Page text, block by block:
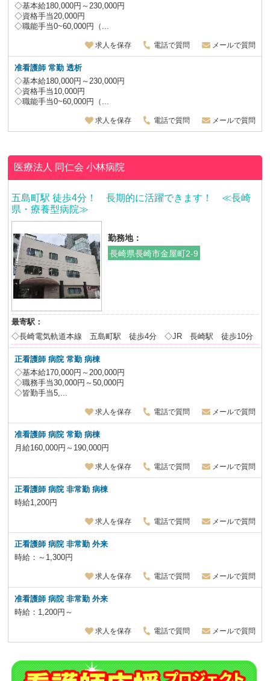
◇基本給180,000円～230,000円
◇資格手当20,000円
◇職能手当0~60,000円（...
求人を保存 電話で質問 メールで質問
准看護師 常勤 透析
◇基本給180,000円～230,000円
◇資格手当10,000円
◇職能手当0~60,000円（...
求人を保存 電話で質問 メールで質問
医療法人 同仁会小林病院
五島町駅 徒歩4分！ 長期的に活躍できます！ ≪長崎
県・療養型病院≫
勤務地：
長崎県長崎市金屋町2-9
最寄駅：
◇長崎電気軌道本線 五島町駅 徒歩4分 ◇JR 長崎駅 徒歩10分
正看護師 病院 常勤 病棟
◇基本給170,000円～200,000円
◇職務手当30,000円～50,000円
◇皆勤手当5,...
求人を保存 電話で質問 メールで質問
准看護師 病院 常勤 病棟
月給160,000円～190,000円
求人を保存 電話で質問 メールで質問
正看護師 病院 非常勤 病棟
時給1,200円
求人を保存 電話で質問 メールで質問
正看護師 病院 非常勤 外来
時給：～1,300円
求人を保存 電話で質問 メールで質問
准看護師 病院 非常勤 外来
時給：1,200円～
求人を保存 電話で質問 メールで質問